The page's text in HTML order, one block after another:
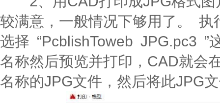
较满意，一般情况下够用了。
选择 “PcblishToweb JPG.pc3 ”
名称然后预览并打印，CAD就会
名称的JPG文件，然后将此JPG